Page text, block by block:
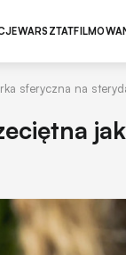
WARSZTAT
sferyczna na